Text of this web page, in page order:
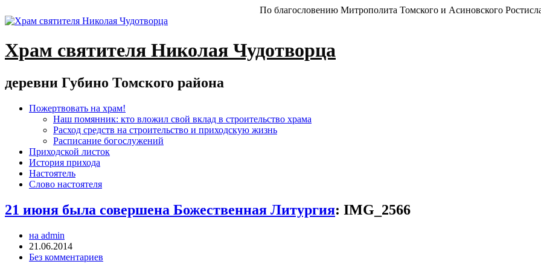
По благословению Митрополита Томского и Асиновского
Храм святителя Николая Чудотворца
деревни Губино Томского района
Пожертвовать на храм!
Наш помянник: кто вложил свой вклад в строительство храма
Расход средств на строительство и приходскую жизнь
Расписание богослужений
Приходской листок
История прихода
Настоятель
Слово настоятеля
21 июня была совершена Божественная Литургия: IMG_2566
на admin
21.06.2014
Без комментариев